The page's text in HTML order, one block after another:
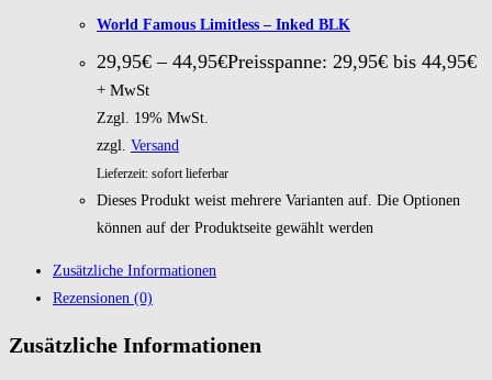
World Famous Limitless – Inked BLK
29,95€ – 44,95€Preisspanne: 29,95€ bis 44,95€
+ MwSt
Zzgl. 19% MwSt.
zzgl. Versand
Lieferzeit: sofort lieferbar
Dieses Produkt weist mehrere Varianten auf. Die Optionen
können auf der Produktseite gewählt werden
Zusätzliche Informationen
Rezensionen (0)
Zusätzliche Informationen